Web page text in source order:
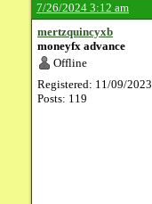
7/26/2024 3:12 am
mertzquincyxb
moneyfx advance
Offline
Registered: 11/09/2023
Posts: 119